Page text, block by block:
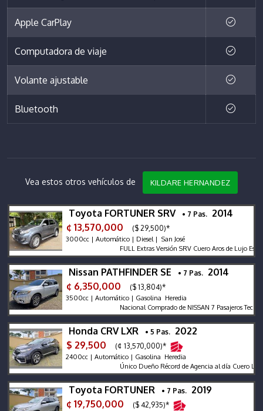
Apple CarPlay
Computadora de viaje
Volante ajustable
Bluetooth
Vea estos otros vehículos de KILDARE HERNANDEZ
Toyota FORTUNER SRV • 7 Pas. 2014
¢ 13,570,000
($ 29,500)*
3000cc | Automático | Diesel | San José
FULL Extras Versión SRV Cuero Aros de Lujo
Nissan PATHFINDER SE • 7 Pas. 2014
¢ 6,350,000
($ 13,804)*
3500cc | Automático | Gasolina Heredia
Nacional Comprado de NISSAN 7 Pasajeros Techo
Honda CRV LXR • 5 Pas. 2022
$ 29,500
(¢ 13,570,000)*
2400cc | Automático | Gasolina Heredia
Único Dueño Récord de Agencia al día Cuero Luz
Toyota FORTUNER • 7 Pas. 2019
¢ 19,750,000
($ 42,935)*